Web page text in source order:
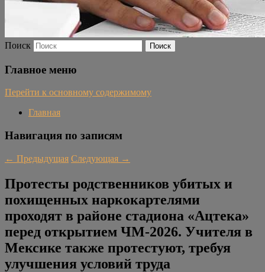
Поиск
Главное меню
Перейти к основному содержимому
Главная
Навигация по записям
← Предыдущая Следующая →
Протесты родственников убитых и
похищенных наркокартелями
проходят в районе стадиона «Ацтека»
перед открытием ЧМ-2026. Учителя в
Мексике также протестуют, требуя
улучшения условий труда